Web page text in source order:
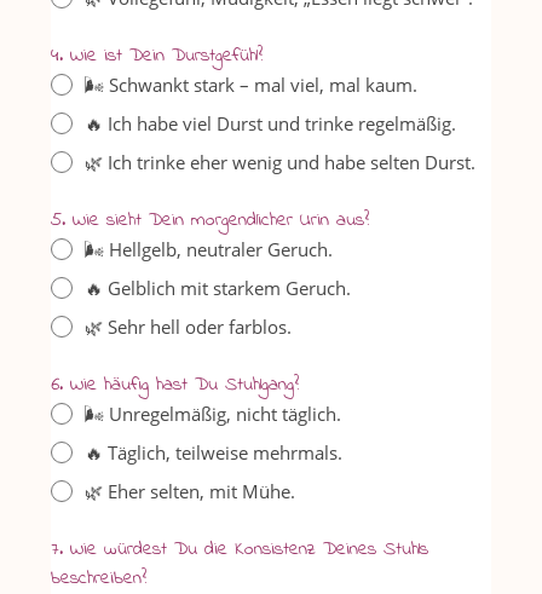
4. Wie ist Dein Durstgefühl?
🌬️ Schwankt stark – mal viel, mal kaum.
🔥 Ich habe viel Durst und trinke regelmäßig.
🌿 Ich trinke eher wenig und habe selten Durst.
5. Wie sieht Dein morgendlicher Urin aus?
🌬️ Hellgelb, neutraler Geruch.
🔥 Gelblich mit starkem Geruch.
🌿 Sehr hell oder farblos.
6. Wie häufig hast Du Stuhlgang?
🌬️ Unregelmäßig, nicht täglich.
🔥 Täglich, teilweise mehrmals.
🌿 Eher selten, mit Mühe.
7. Wie würdest Du die Konsistenz Deines Stuhls
beschreiben?